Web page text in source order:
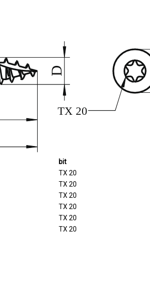
bit
TX 20
TX 20
TX 20
TX 20
TX 20
TX 20